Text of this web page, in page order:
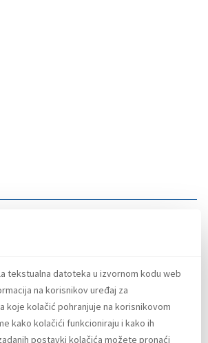
tekstualna datoteka u izvornom kodu web
na korisnikov uređaj za
kolačić pohranjuje na korisnikovom
kako kolačići funkcioniraju i kako ih
postavki kolačića možete pronaći